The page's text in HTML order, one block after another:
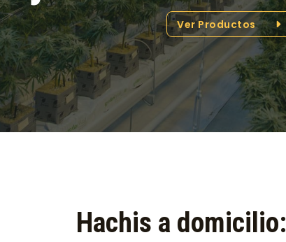
Ver Productos
Hachis a domicilio:​